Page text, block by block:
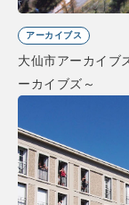
アーカイブス
大仙市アーカイブ
ーカイブズ～